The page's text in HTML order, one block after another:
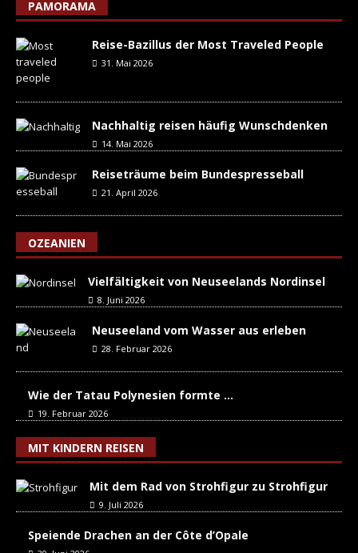
PAMORAMA
Reise-Bazillus der Most Traveled People
31. Mai 2026
Nachhaltig reisen häufig Wunschdenken
14. Mai 2026
Reiseträume beim Bundespresseball
21. April 2026
OZEANIEN
Vielfältigkeit von Neuseelands Nordinsel
8. Juni 2026
Neuseeland vom Wasser aus erleben
28. Februar 2026
Wie der Tatau Polynesien formte …
19. Februar 2026
MIT KINDERN REISEN
Mit dem Rad von Strohfigur zu Strohfigur
9. Juli 2026
Speiende Drachen an der Côte d’Opale